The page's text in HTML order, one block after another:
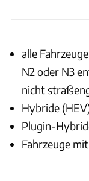
alle
N2 oder N3
nicht
Hybride
Plugin-
Fahrzeuge